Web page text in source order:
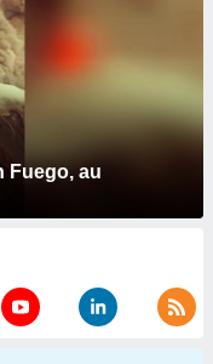
Fuego, au